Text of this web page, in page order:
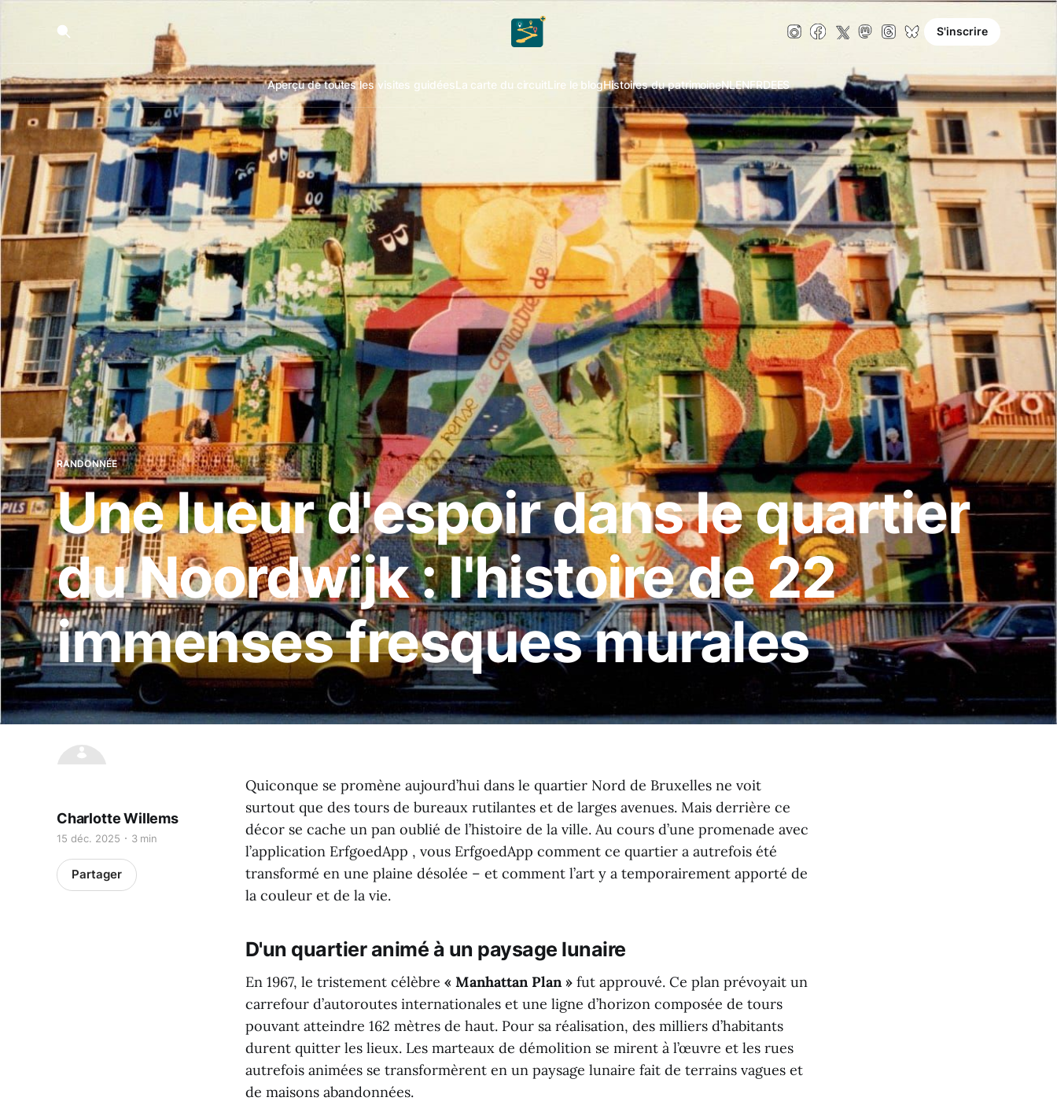
Aperçu de toutes les visites guidéesLa carte du circuitLire le blogHistoires du patrimoineNLENFRDEES
S'inscrire
RANDONNÉE
Une lueur d'espoir dans le quartier
du Noordwijk : l'histoire de 22
immenses fresques murales
Charlotte Willems
15 déc. 2025 3 min
Partager
Quiconque se promène aujourd’hui dans le quartier Nord de Bruxelles ne voit
surtout que des tours de bureaux rutilantes et de larges avenues. Mais derrière ce
décor se cache un pan oublié de l’histoire de la ville. Au cours d’une promenade avec
l’application ErfgoedApp , vous ErfgoedApp comment ce quartier a autrefois été
transformé en une plaine désolée – et comment l’art y a temporairement apporté de
la couleur et de la vie.
D'un quartier animé à un paysage lunaire
En 1967, le tristement célèbre « Manhattan Plan » fut approuvé. Ce plan prévoyait un
carrefour d’autoroutes internationales et une ligne d’horizon composée de tours
pouvant atteindre 162 mètres de haut. Pour sa réalisation, des milliers d’habitants
durent quitter les lieux. Les marteaux de démolition se mirent à l’œuvre et les rues
autrefois animées se transformèrent en un paysage lunaire fait de terrains vagues et
de maisons abandonnées.